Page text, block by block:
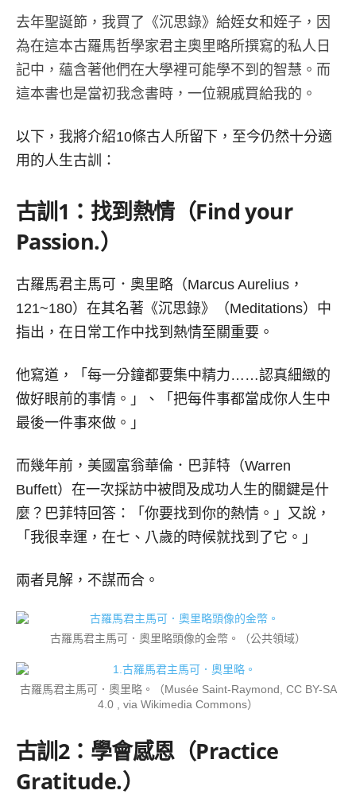
去年聖誕節，我買了《沉思錄》給姪女和姪子，因
為在這本古羅馬哲學家君主奧里略所撰寫的私人日
記中，蘊含著他們在大學裡可能學不到的智慧。而
這本書也是當初我念書時，一位親戚買給我的。
以下，我將介紹10條古人所留下，至今仍然十分適
用的人生古訓：
古訓1 ：找到熱情（Find your
Passion.）
古羅馬君主馬可．奧里略（Marcus Aurelius，
121~180）在其名著《沉思錄》（Meditations）中
指出，在日常工作中找到熱情至關重要。
他寫道，「每一分鐘都要集中精力……認真細緻的
做好眼前的事情。」、「把每件事都當成你人生中
最後一件事來做。」
而幾年前，美國富翁華倫．巴菲特（Warren
Buffett）在一次採訪中被問及成功人生的關鍵是什
麼？巴菲特回答：「你要找到你的熱情。」又說，
「我很幸運，在七、八歲的時候就找到了它。」
兩者見解，不謀而合。
古羅馬君主馬可．奧里略頭像的金幣。（公共領域）
古羅馬君主馬可．奧里略。（Musée Saint-Raymond, CC BY-SA
4.0 , via Wikimedia Commons）
古訓2：學會感恩（Practice
Gratitude.）